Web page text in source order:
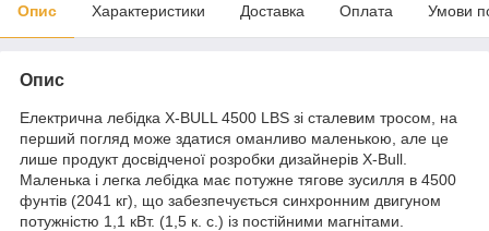
Опис Характеристики Доставка Оплата Умови
Опис
Електрична лебідка X-BULL 4500 LBS зі сталевим тросом, на
перший погляд може здатися оманливо маленькою, але це
лише продукт досвідченої розробки дизайнерів X-Bull.
Маленька і легка лебідка має потужне тягове зусилля в 4500
фунтів (2041 кг), що забезпечується синхронним двигуном
потужністю 1,1 кВт. (1,5 к. с.) із постійними магнітами.